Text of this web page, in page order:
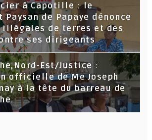
à Capotille : le
Paysan de Papaye dénonce
illégales de terres et des
ses dirigeants
Est/Justice :
officielle de Me Joseph
à la tête du barreau de